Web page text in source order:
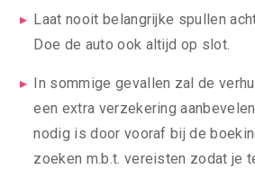
Laat nooit belangrijke spullen
Doe de auto ook altijd op slot.
In sommige gevallen zal de
een extra verzekering
nodig is door vooraf bij de
zoeken m.b.t. vereisten zodat je